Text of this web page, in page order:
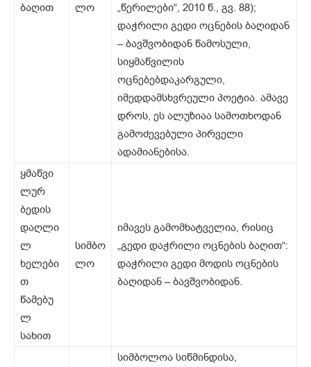
ბაღით
ლო
„წერილები“, 2010 წ., გვ. 88);
დაჭრილი გედი ოცნების ბაღიდან
– ბავშვობიდან წამოსული,
სიყმაწვილის
ოცნებებდაკარგული,
იმედდამსხვრეული პოეტია. ამავე
დროს, ეს ალუზიაა სამოთხოდან
გამოძევებული პირველი
ადამიანებისა.
ყმაწვი
ლურ
ბედის
დაღლი
ლ
ხელები
თ
წამებუ
ლ
სახით
სიმბო
ლო
იმავეს გამომხატველია, რისიც
„გედი დაჭრილი ოცნების ბაღით“:
დაჭრილი გედი მოდის ოცნების
ბაღიდან – ბავშვობიდან.
სიმბოლოა სიწმინდისა,